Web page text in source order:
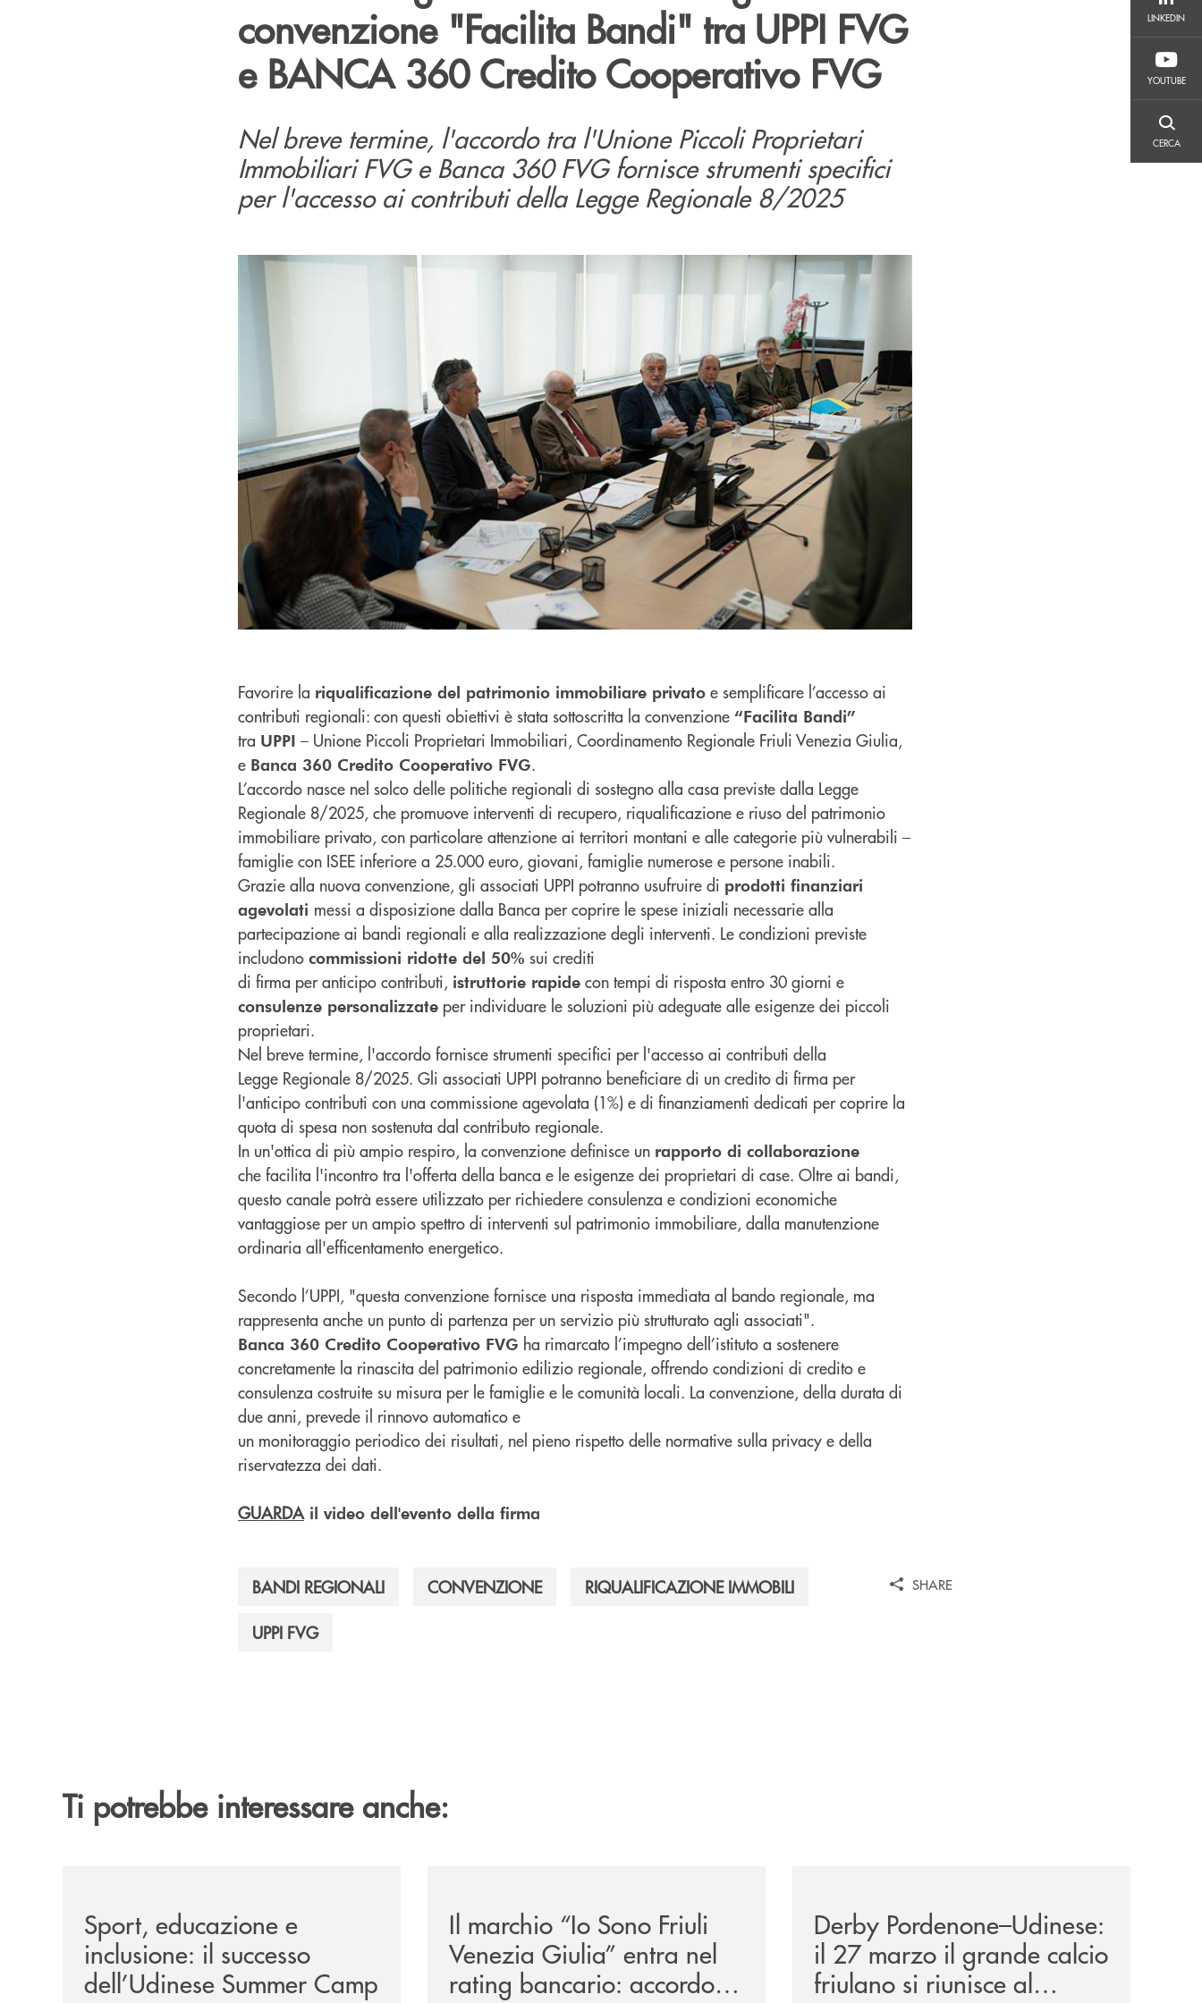
LINKEDIN
YOUTUBE
CERCA
convenzione "Facilita Bandi" tra UPPI FVG
e BANCA 360 Credito Cooperativo FVG
Nel breve termine, l'accordo tra l'Unione Piccoli Proprietari
Immobiliari FVG e Banca 360 FVG fornisce strumenti specifici
per l'accesso ai contributi della Legge Regionale 8/2025
Favorire la riqualificazione del patrimonio immobiliare privato e semplificare l’accesso ai
contributi regionali: con questi obiettivi è stata sottoscritta la convenzione “Facilita Bandi”
tra UPPI – Unione Piccoli Proprietari Immobiliari, Coordinamento Regionale Friuli Venezia Giulia,
e Banca 360 Credito Cooperativo FVG.
L’accordo nasce nel solco delle politiche regionali di sostegno alla casa previste dalla Legge
Regionale 8/2025, che promuove interventi di recupero, riqualificazione e riuso del patrimonio
immobiliare privato, con particolare attenzione ai territori montani e alle categorie più vulnerabili –
famiglie con ISEE inferiore a 25.000 euro, giovani, famiglie numerose e persone inabili.
Grazie alla nuova convenzione, gli associati UPPI potranno usufruire di prodotti finanziari
agevolati messi a disposizione dalla Banca per coprire le spese iniziali necessarie alla
partecipazione ai bandi regionali e alla realizzazione degli interventi. Le condizioni previste
includono commissioni ridotte del 50% sui crediti
di firma per anticipo contributi, istruttorie rapide con tempi di risposta entro 30 giorni e
consulenze personalizzate per individuare le soluzioni più adeguate alle esigenze dei piccoli
proprietari.
Nel breve termine, l'accordo fornisce strumenti specifici per l'accesso ai contributi della
Legge Regionale 8/2025. Gli associati UPPI potranno beneficiare di un credito di firma per
l'anticipo contributi con una commissione agevolata (1%) e di finanziamenti dedicati per coprire la
quota di spesa non sostenuta dal contributo regionale.
In un'ottica di più ampio respiro, la convenzione definisce un rapporto di collaborazione
che facilita l'incontro tra l'offerta della banca e le esigenze dei proprietari di case. Oltre ai bandi,
questo canale potrà essere utilizzato per richiedere consulenza e condizioni economiche
vantaggiose per un ampio spettro di interventi sul patrimonio immobiliare, dalla manutenzione
ordinaria all'efficentamento energetico.
Secondo l’UPPI, "questa convenzione fornisce una risposta immediata al bando regionale, ma
rappresenta anche un punto di partenza per un servizio più strutturato agli associati".
Banca 360 Credito Cooperativo FVG ha rimarcato l’impegno dell’istituto a sostenere
concretamente la rinascita del patrimonio edilizio regionale, offrendo condizioni di credito e
consulenza costruite su misura per le famiglie e le comunità locali. La convenzione, della durata di
due anni, prevede il rinnovo automatico e
un monitoraggio periodico dei risultati, nel pieno rispetto delle normative sulla privacy e della
riservatezza dei dati.
GUARDA il video dell'evento della firma
BANDI REGIONALI CONVENZIONE RIQUALIFICAZIONE IMMOBILI
UPPI FVG
SHARE
Ti potrebbe interessare anche:
Sport, educazione e
inclusione: il successo
dell’Udinese Summer Camp
Il marchio “Io Sono Friuli
Venezia Giulia” entra nel
rating bancario: accordo
Derby Pordenone–Udinese:
il 27 marzo il grande calcio
friulano si riunisce al